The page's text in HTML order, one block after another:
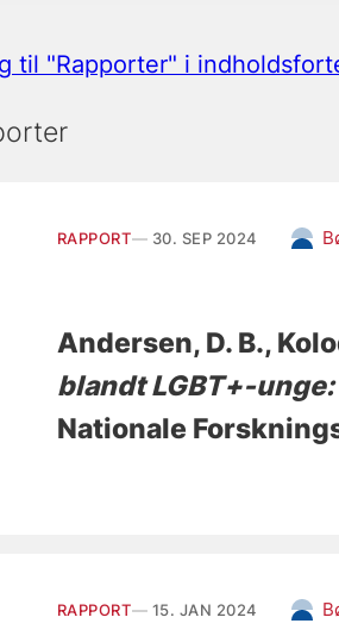
til "Rapporter" i
RAPPORT 30. SEP 2024
Andersen, D. B.,
blandt LGBT+-
Nationale
RAPPORT 15. JAN 2024